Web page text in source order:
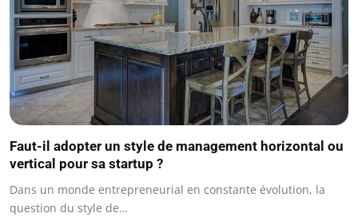
Faut-il adopter un style de management horizontal ou
vertical pour sa startup ?
Dans un monde entrepreneurial en constante évolution, la
question du style de…